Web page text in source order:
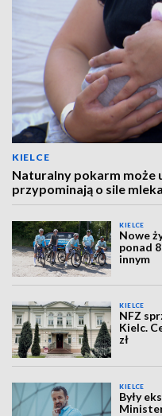
KIELCE
Naturalny pokarm może
przypominają o sile
KIELCE
Nowe
ponad
innym
KIELCE
NFZ
Kielc.
zł
KIELCE
Były